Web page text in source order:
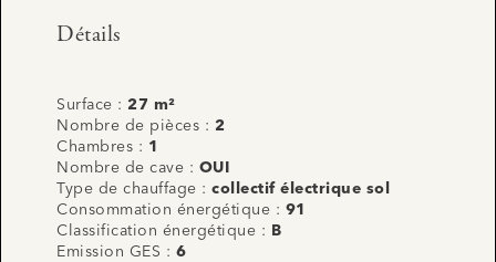
Détails
Surface : 27 m²
Nombre de pièces : 2
Chambres : 1
Nombre de cave : OUI
Type de chauffage : collectif électrique sol
Consommation énergétique : 91
Classification énergétique :
B
Emission GES : 6